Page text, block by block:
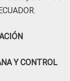
Y CONTROL